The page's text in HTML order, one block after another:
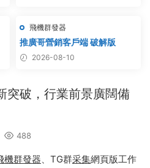
飛機群發器
推廣哥營銷客戶端 破解版
2026-08-10
突破，行業前景廣闊備
488
機群發器、TG群采集網頁版工作